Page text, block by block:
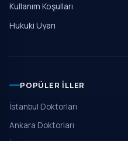
Kullanım Koşulları
Hukuki Uyarı
POPÜLER İLLER
İstanbul Doktorları
Ankara Doktorları